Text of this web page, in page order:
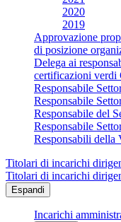
2020
2019
Approvazione
di posizione
Delega ai
certificazioni verdi
Responsabile
Responsabile
Responsabile del
Responsabile
Responsabili della
Titolari di incarichi
Titolari di incarichi
Espandi
Incarichi